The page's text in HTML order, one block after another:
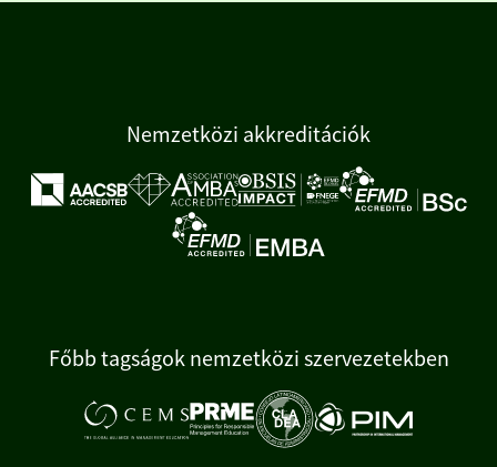
Nemzetközi akkreditációk
Főbb tagságok nemzetközi szervezetekben